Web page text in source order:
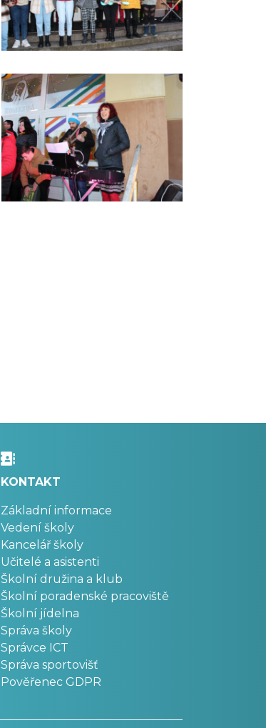
KONTAKT
Základní informace
Vedení školy
Kancelář školy
Učitelé a asistenti
Školní družina a klub
Školní poradenské pracoviště
Školní jídelna
Správa školy
Správce ICT
Správa sportovišť
Pověřenec GDPR